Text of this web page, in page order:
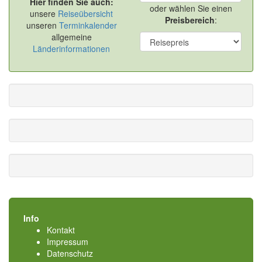
unsere Reiseübersicht
unseren Terminkalender
allgemeine
Länderinformationen
oder wählen Sie einen
Preisbereich:
Info
Kontakt
Impressum
Datenschutz